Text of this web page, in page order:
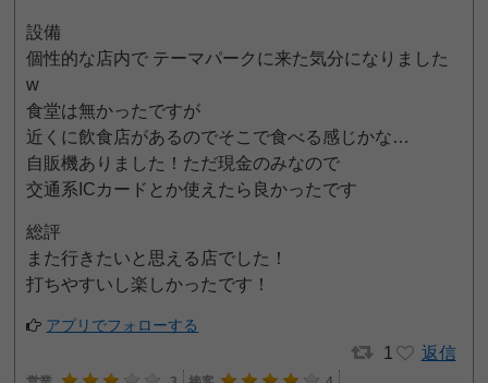
設備
個性的な店内で テーマパークに来た気分になりました
w
食堂は無かったですが
近くに飲食店があるのでそこで食べる感じかな…
自販機ありました！ただ現金のみなので
交通系ICカードとか使えたら良かったです
総評
また行きたいと思える店でした！
打ちやすいし楽しかったです！
アプリでフォローする
1 返信